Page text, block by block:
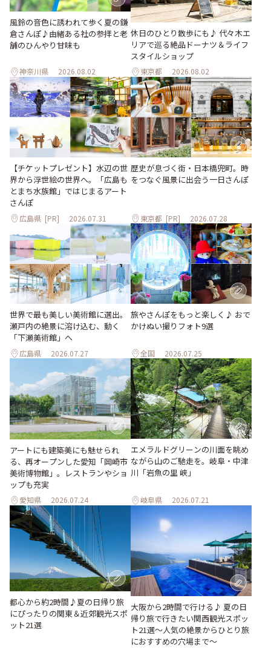
風鈴の音色に誘われて歩く夏の鎌
倉さんぽ♪由緒ある社の参拝と老
舗のひんやり甘味も
神奈川県 2026.08.02
休日のひとり散歩にも♪ 代々木エ
リアで巡る絶品ドーナツ＆ライフ
スタイルショップ
東京都 2026.08.02
【チケットプレゼント】水辺の世
界から浮世絵の世界へ。「広島も
とまち水族館」ではじまるアート
さんぽ
広島県 [PR] 2026.07.31
歴史が息づく街・日本橋兜町。時
をつなぐ風景に出会う一日さんぽ
東京都 [PR] 2026.07.28
世界で最も美しい美術館に選出。
瀬戸内の絶景に溶け込む、動く
「下瀬美術館」へ
広島県 2026.07.27
旅やさんぽをもっと楽しく♪ おで
かけぬい撮りフォト9選
全国 2026.07.25
アートにも建築美にも魅せられ
る、再オープンした愛知「岡崎市
美術博物館」。レストランやショ
ップも充実
愛知県 2026.07.24
エメラルドグリーンの川面を眺め
ながら山のご馳走を。岐阜・中津
川「岩魚の里 峡」
岐阜県 2026.07.21
都心から約2時間♪夏の日帰り旅
にぴったりの関東＆近郊観光スポ
ット21選
大阪から2時間で行ける♪ 夏の日
帰り旅で行きたい関西観光スポッ
ト21選～人気の絶景からひとり旅
におすすめの穴場まで～